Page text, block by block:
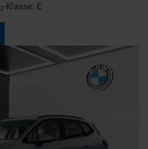
2-Klasse: E